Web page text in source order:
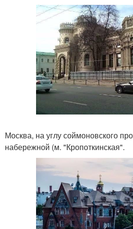
Москва, на углу соймоновского
набережной (м. "Кропоткинская".